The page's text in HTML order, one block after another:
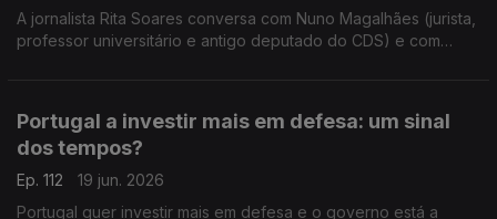
A jornalista Rita Soares conversa com Nuno Magalhães (jurista,
professor universitário e antigo deputado do CDS) e com
Portugal a investir mais em defesa: um sinal
dos tempos?
Ep. 112
19 jun. 2026
Portugal quer investir mais em defesa e o governo está a